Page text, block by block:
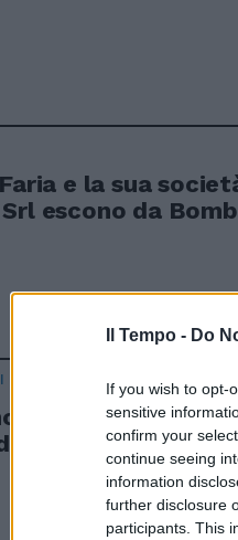
Il Tempo - Do
If you wish to opt-
sensitive
confirm your
continue seeing
information
further disclosure
participants. This
e la sua
escono da
PORTA FUTURO E DISCO
porta lavoro a
Lazio